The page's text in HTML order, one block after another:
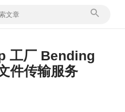
工厂 Bending
件传输服务